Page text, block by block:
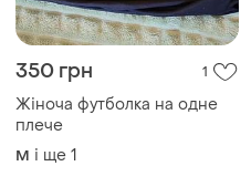
350 грн 1
Жіноча футболка на одне
плече
M і ще 1